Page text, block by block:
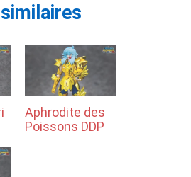
Aphrodite des
Poissons DDP